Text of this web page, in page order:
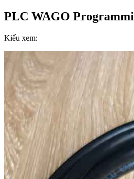
PLC WAGO
Kiểu xem: